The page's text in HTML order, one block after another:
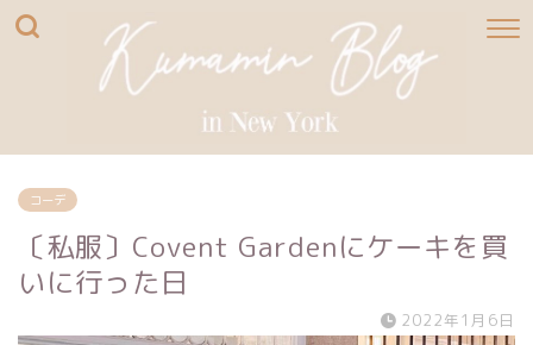
コーデ
〔私服〕Covent Gardenにケーキを買
いに行った日
2022年1月6日